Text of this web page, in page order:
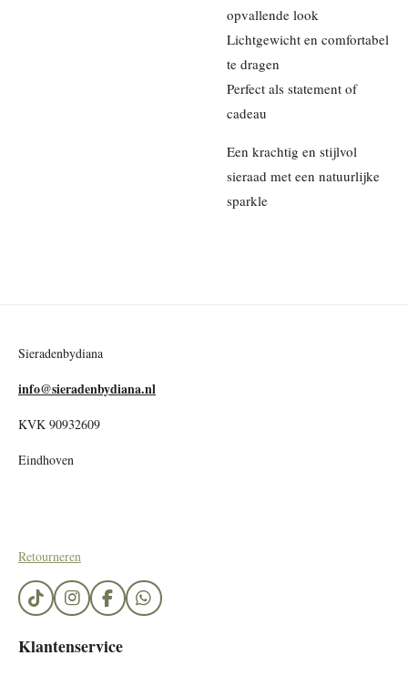
opvallende look
Lichtgewicht en comfortabel
te dragen
Perfect als statement of
cadeau
Een krachtig en stijlvol
sieraad met een natuurlijke
sparkle
Sieradenbydiana
info@sieradenbydiana.nl
KVK 90932609
Eindhoven
Retourneren
T
i
T
I
n
t
F
a
c
e
W
h
Klantenservice